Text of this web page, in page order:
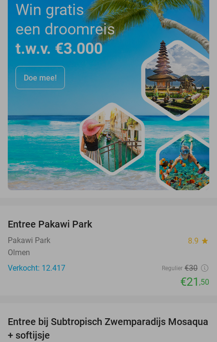
Win gratis
een droomreis
t.w.v. €3.000
Doe mee!
Entree Pakawi Park
Pakawi Park 8.9 star
Olmen
Verkocht: 12.417
Regulier €30
€21 ,50
25%
Entree bij Subtropisch Zwemparadijs Mosaqua
+ softijsje